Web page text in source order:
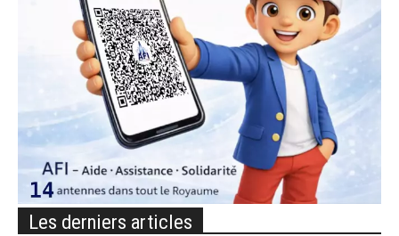
Les derniers articles